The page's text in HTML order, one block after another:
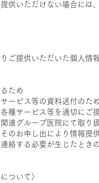
供いただけない場合に
ご提供いただいた個人
ため
ービス等の資料送付のため
種サービス等を適切にご
連グループ医院にて取
のお申し出により情報提
絡する必要が生じたとき
ついて〉